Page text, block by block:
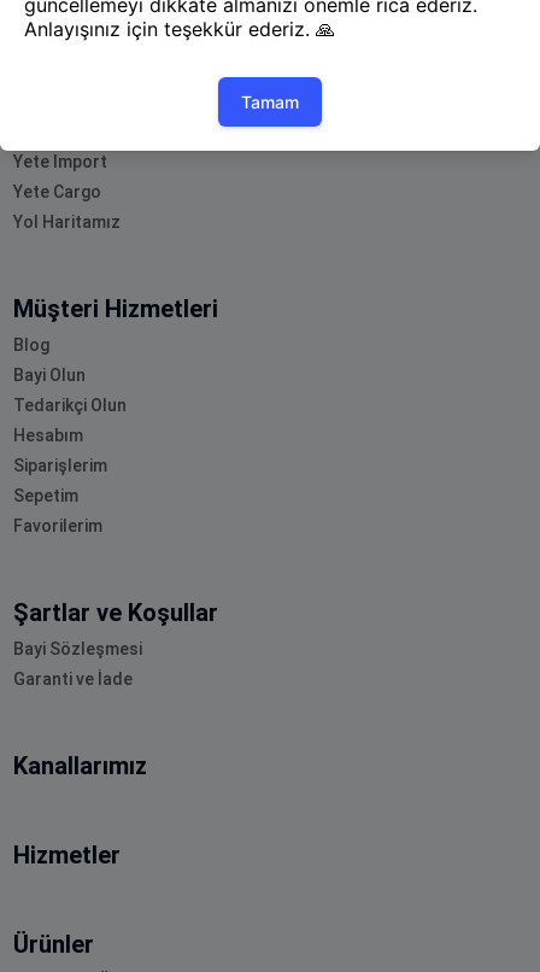
Uygulamayı İndir
App Store
Uygulamayı İndir
Google Play
Yete Import
Yete Cargo
Yol Haritamız
Müşteri Hizmetleri
Blog
Bayi Olun
Tedarikçi Olun
Hesabım
Siparişlerim
Sepetim
Favorilerim
Şartlar ve Koşullar
Bayi Sözleşmesi
Garanti ve İade
Kanallarımız
Hizmetler
Ürünler